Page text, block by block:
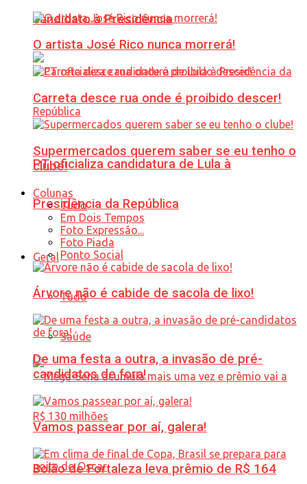
candidato à Presidência
PT oficializa candidatura de Lula à
Presidência da República
Geral
Tudo
Saúde
Bolão de Fortaleza leva prêmio de R$ 164
O artista José Rico nunca morrerá!
Carreta desce rua onde é proibido descer!
Supermercados querem saber se eu tenho o
clube!
Colunas
Tudo
Em Dois Tempos
Foto Expressão...
Foto Piada
Ponto Social
Árvore não é cabide de sacola de lixo!
De uma festa a outra, a invasão de pré-
candidatos de fora!
Vamos passear por aí, galera!